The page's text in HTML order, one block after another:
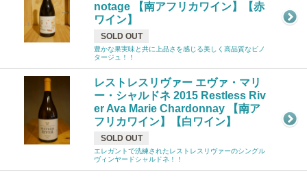
notage 【南アフリカワイン】【赤
ワイン】
SOLD OUT
豊かな果実味と共に上品さを感じる美しく高品質なピノ
タージュ！！
レストレスリヴァー エヴァ・マリ
ー・シャルドネ 2015 Restless Riv
er Ava Marie Chardonnay 【南ア
フリカワイン】【白ワイン】
SOLD OUT
エレガントで洗練されたレストレスリヴァーのシングル
ヴィンヤードシャルドネ！！